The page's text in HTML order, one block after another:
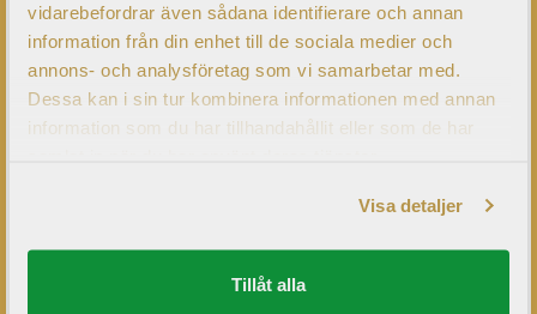
vidarebefordrar även sådana identifierare och annan
information från din enhet till de sociala medier och
annons- och analysföretag som vi samarbetar med.
Dessa kan i sin tur kombinera informationen med annan
information som du har tillhandahållit eller som de har
Visa detaljer
Tillåt alla
KUNGÄLV
BOKA KONSULTATION